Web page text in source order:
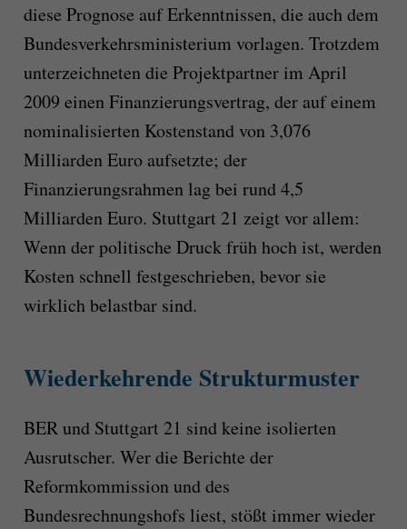
diese Prognose auf Erkenntnissen, die auch dem
Bundesverkehrsministerium vorlagen. Trotzdem
unterzeichneten die Projektpartner im April
2009 einen Finanzierungsvertrag, der auf einem
nominalisierten Kostenstand von 3,076
Milliarden Euro aufsetzte; der
Finanzierungsrahmen lag bei rund 4,5
Milliarden Euro. Stuttgart 21 zeigt vor allem:
Wenn der politische Druck früh hoch ist, werden
Kosten schnell festgeschrieben, bevor sie
wirklich belastbar sind.
Wiederkehrende Strukturmuster
BER und Stuttgart 21 sind keine isolierten
Ausrutscher. Wer die Berichte der
Reformkommission und des
Bundesrechnungshofs liest, stößt immer wieder